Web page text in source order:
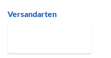
Versandarten